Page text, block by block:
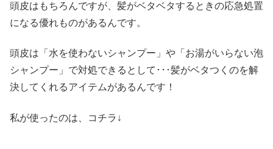
頭皮はもちろんですが、髪がベタベタするときの応急処置
になる優れものがあるんです。
頭皮は「水を使わないシャンプー」や「お湯がいらない泡
シャンプー」で対処できるとして･･･髪がベタつくのを解
決してくれるアイテムがあるんです！
私が使ったのは、コチラ↓